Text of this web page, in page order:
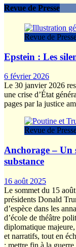
Revue de Presse
Revue de
Epstein : Les
6 février 2026
Le 30 janvier 2026
une crise d’État
pages par la justice
Revue de
Anchorage – Un
substance
16 août 2025
Le sommet du 15
présidents Donald
d’espèce dans les
d’école de théâtre
diplomatique
et narratifs, tout en
: mettre fin à la